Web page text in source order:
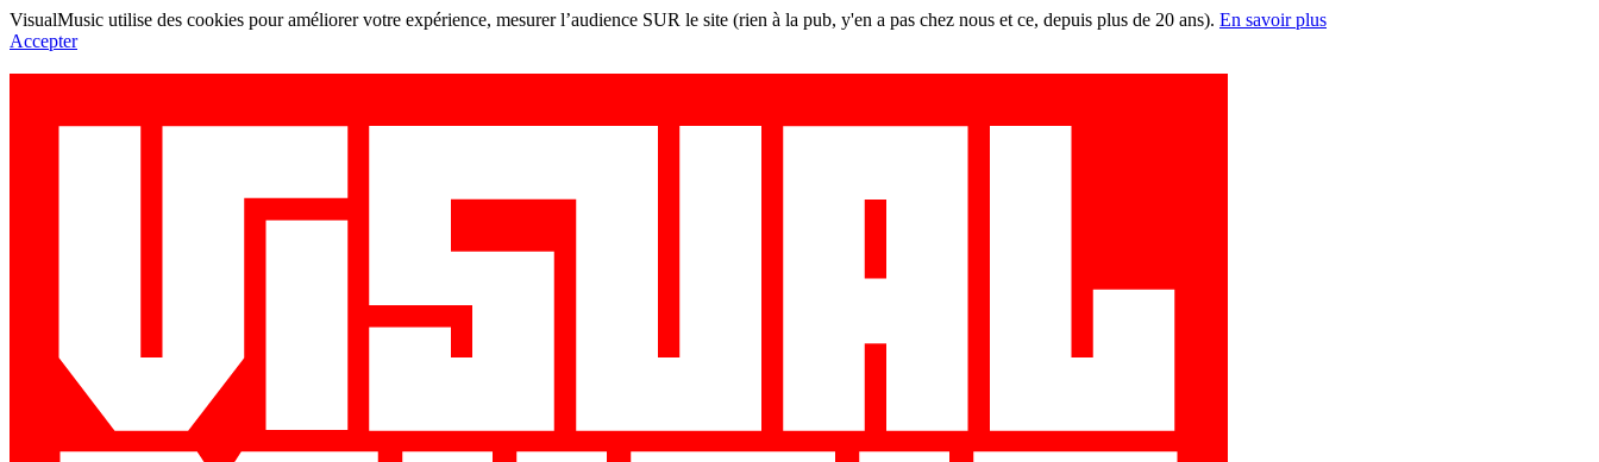
VisualMusic utilise des cookies pour améliorer votre expérience, mesurer l’audience SUR le site (rien à la pub, y'en a pas chez nous et ce, depuis plus de 20 ans). En savoir plus
Accepter